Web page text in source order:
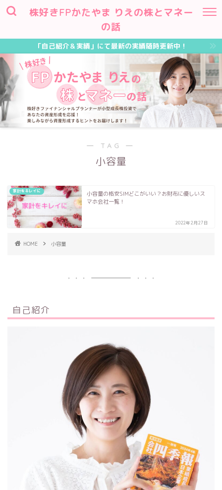
株好きFPかたやま りえの株とマネー
の話
「自己紹介＆実績」にて最新の実績随時更新中！
― TAG ―
小容量
家計をキレイに
小容量の格安SIMどこがいい？お財布に優しいス
マホ会社一覧！
2022年2月27日
HOME 小容量
自己紹介